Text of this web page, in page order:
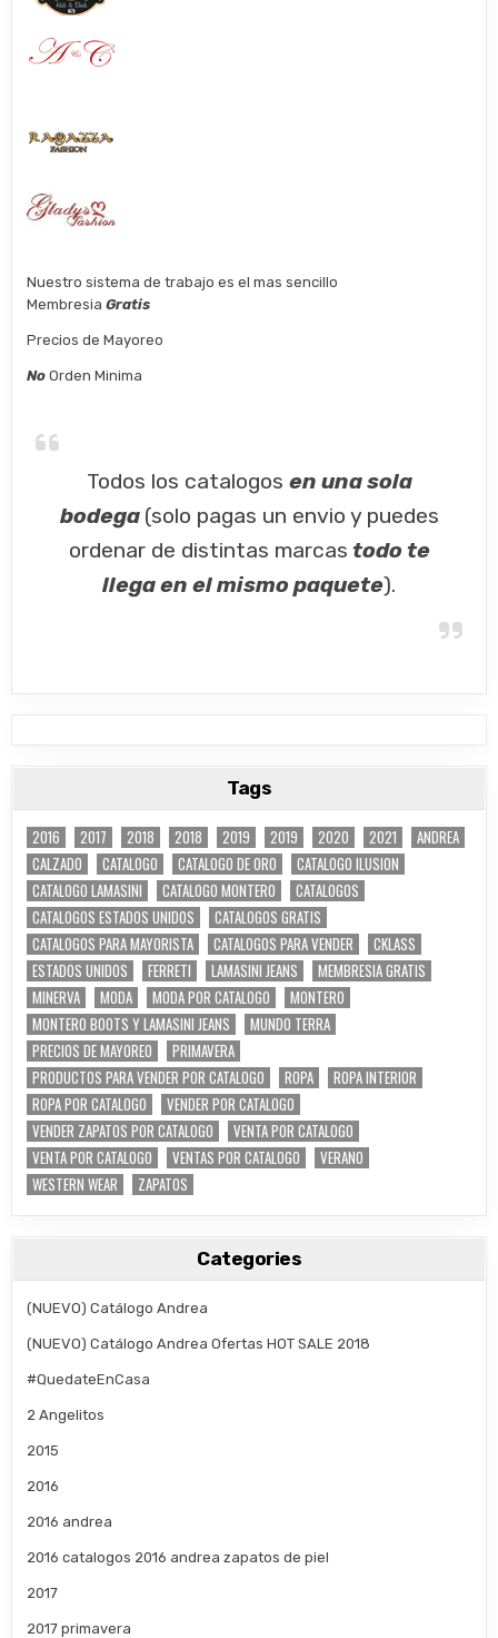
Nuestro sistema de trabajo es el mas sencillo
MembresiaGratis
Precios de Mayoreo
No Orden Minima
Todos los catalogos en una sola
bodega (solo pagas un envio y puedes
ordenar de distintas marcas todo te
llega en el mismo paquete).
Tags
2016 2017 2018 2018 2019 2019 2020 2021
ANDREA
CALZADO
CATALOGO CATALOGO DE ORO
CATALOGO ILUSION
CATALOGO LAMASINI
CATALOGO MONTERO
CATALOGOS
CATALOGOS ESTADOS UNIDOS
CATALOGOS GRATIS
CATALOGOS PARA MAYORISTA
CATALOGOS PARA VENDER
CKLASS
ESTADOS UNIDOS
FERRETI LAMASINI JEANS
MEMBRESIA GRATIS
MINERVA
MODA MODA POR CATALOGO
MONTERO
MONTERO BOOTS Y LAMASINI JEANS
MUNDO TERRA
PRECIOS DE MAYOREO
PRIMAVERA
PRODUCTOS PARA VENDER POR CATALOGO
ROPA
ROPA INTERIOR
ROPA POR CATALOGO
VENDER POR CATALOGO
VENDER ZAPATOS POR CATALOGO
VENTA POR CATALOGO
VENTA POR CATALOGO
VENTAS POR CATALOGO
VERANO
WESTERN WEAR
ZAPATOS
Categories
(NUEVO) Catálogo Andrea
(NUEVO) Catálogo Andrea Ofertas HOT SALE 2018
#QuedateEnCasa
2 Angelitos
2015
2016
2016 andrea
2016 catalogos 2016 andrea zapatos de piel
2017
2017 primavera